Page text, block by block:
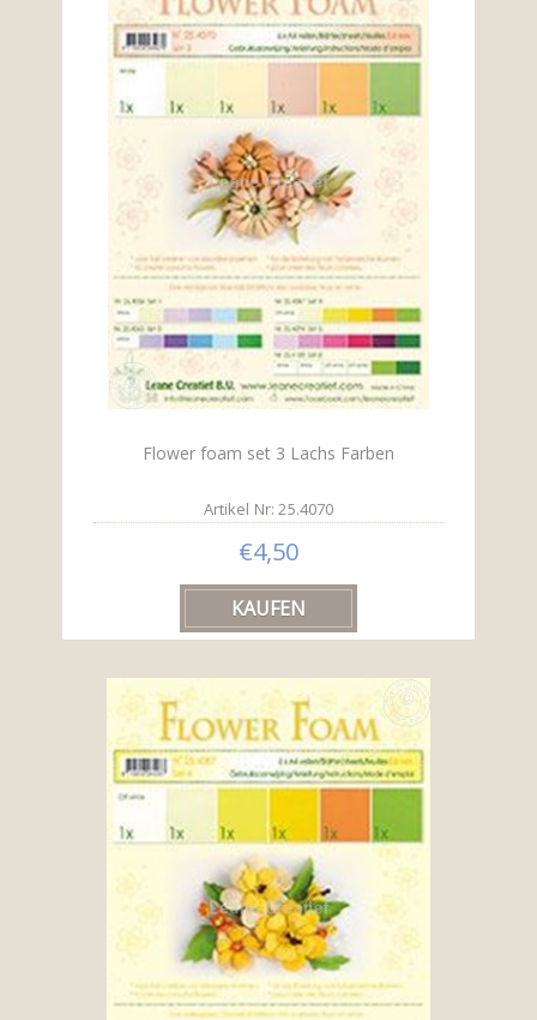
Flower foam set 3 Lachs Farben
Artikel Nr: 25.4070
€4,50